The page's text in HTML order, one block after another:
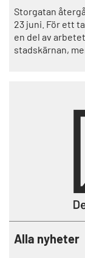
Storgatan
23 juni. För ett
en del av
stadskärnan,
Alla nyheter